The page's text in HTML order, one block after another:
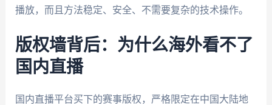
播放，而且方法稳定、安全、不需要复杂的技术操作。
版权墙背后：为什么海外看不了
国内直播
国内直播平台买下的赛事版权，严格限定在中国大陆地